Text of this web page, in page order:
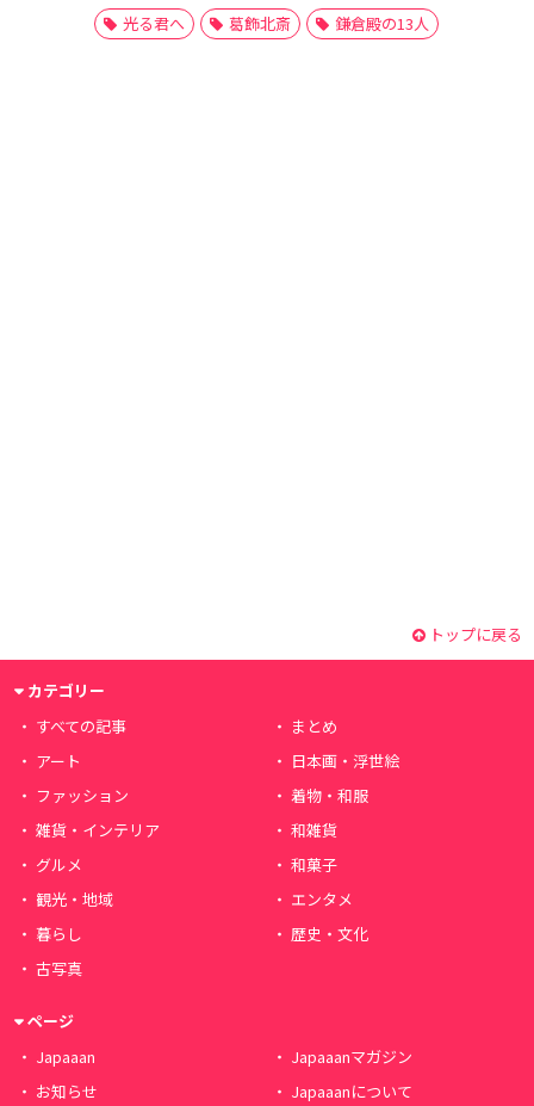
光る君へ
葛飾北斎 鎌倉殿の13人
トップに戻る
カテゴリー
すべての記事
まとめ
アート
日本画・浮世絵
ファッション
着物・和服
雑貨・インテリア
和雑貨
グルメ
和菓子
観光・地域
エンタメ
暮らし
歴史・文化
古写真
ページ
Japaaan
Japaaanマガジン
お知らせ
Japaaanについて